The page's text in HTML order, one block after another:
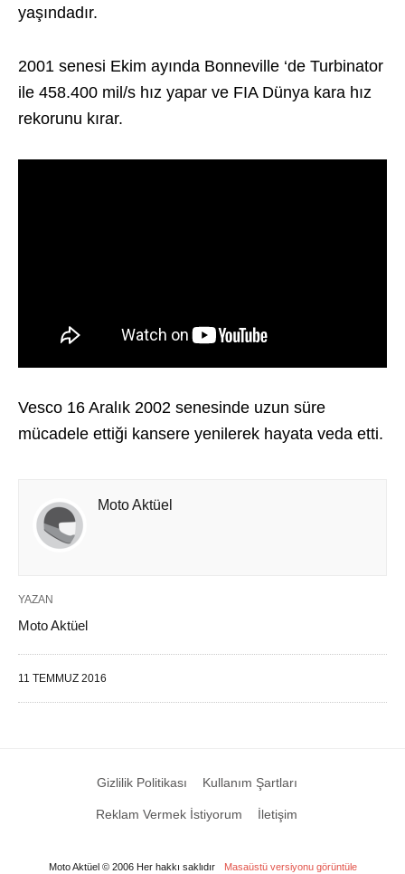
yaşındadır.
2001 senesi Ekim ayında Bonneville ‘de Turbinator
ile 458.400 mil/s hız yapar ve FIA Dünya kara hız
rekorunu kırar.
Vesco 16 Aralık 2002 senesinde uzun süre
mücadele ettiği kansere yenilerek hayata veda etti.
Moto Aktüel
YAZAN
Moto Aktüel
11 TEMMUZ 2016
Gizlilik Politikası Kullanım Şartları
Reklam Vermek İstiyorum İletişim
Moto Aktüel © 2006 Her hakkı saklıdır Masaüstü versiyonu görüntüle